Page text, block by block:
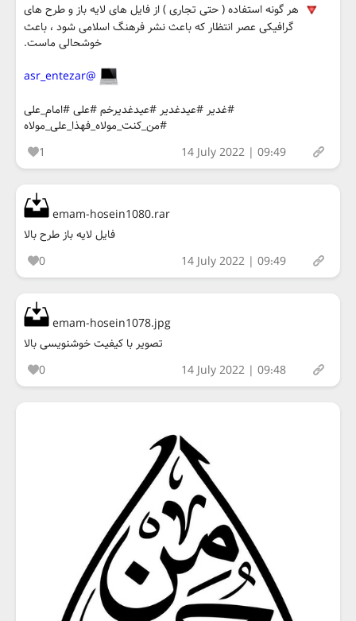
هر گونه استفاده ( حتی تجاری ) از فایل های لایه باز و طرح های
گرافیکی عصر انتظار که باعث نشر فرهنگ اسلامی شود ، باعث
خوشحالی ماست.
@asr_entezar
#غدیر #عیدغدیر #عیدغدیرخم #علی #امام_علی
#من_کنت_مولاه_فهذا_علی_مولاه
1
14 July 2022 | 09:49
emam-hosein1080.rar
فایل لایه باز طرح بالا
0
14 July 2022 | 09:49
emam-hosein1078.jpg
تصویر با کیفیت خوشنویسی بالا
0
14 July 2022 | 09:48